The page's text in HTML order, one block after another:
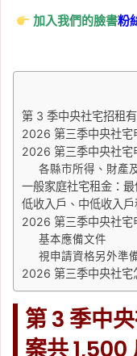
加入我們的臉書粉
第 3 季中央社宅招租
2026 第三季中央社宅
2026 第三季中央社宅
各縣市所得、財產
一般家庭社宅租金：
低收入戶、中低收入
2026 第三季中央社宅
基本應備文件
視申請資格另外準
2026 第三季中央社宅
第 3 季中
案共 1,500